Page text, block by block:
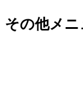
その他メニ